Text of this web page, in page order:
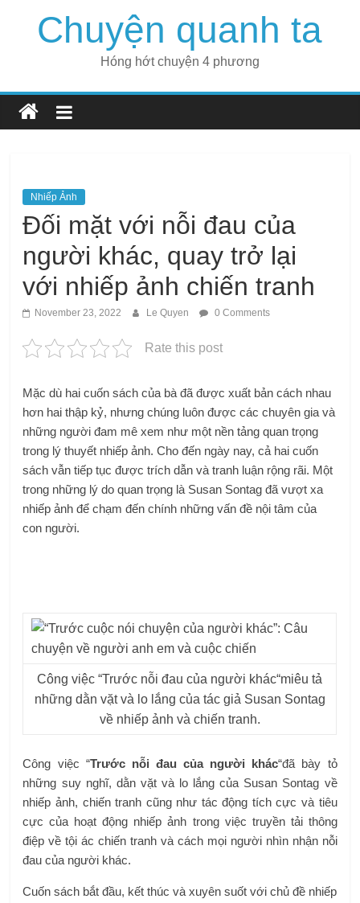
Chuyện quanh ta
Hóng hớt chuyện 4 phương
Nhiếp Ảnh
Đối mặt với nỗi đau của
người khác, quay trở lại
với nhiếp ảnh chiến tranh
November 23, 2022 Le Quyen 0 Comments
Rate this post
Mặc dù hai cuốn sách của bà đã được xuất bản cách nhau
hơn hai thập kỷ, nhưng chúng luôn được các chuyên gia và
những người đam mê xem như một nền tảng quan trọng
trong lý thuyết nhiếp ảnh. Cho đến ngày nay, cả hai cuốn
sách vẫn tiếp tục được trích dẫn và tranh luận rộng rãi. Một
trong những lý do quan trọng là Susan Sontag đã vượt xa
nhiếp ảnh để chạm đến chính những vấn đề nội tâm của
con người.
Công việc “Trước nỗi đau của người khác“miêu tả
những dằn vặt và lo lắng của tác giả Susan Sontag
về nhiếp ảnh và chiến tranh.
Công việc “Trước nỗi đau của người khác“đã bày tỏ
những suy nghĩ, dằn vặt và lo lắng của Susan Sontag về
nhiếp ảnh, chiến tranh cũng như tác động tích cực và tiêu
cực của hoạt động nhiếp ảnh trong việc truyền tải thông
điệp về tội ác chiến tranh và cách mọi người nhìn nhận nỗi
đau của người khác.
Cuốn sách bắt đầu, kết thúc và xuyên suốt với chủ đề nhiếp